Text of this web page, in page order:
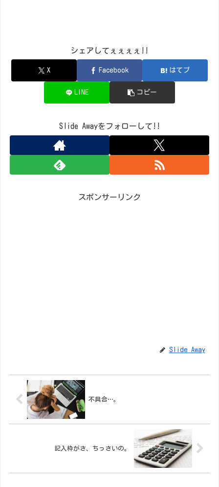
シェアしてぇぇぇぇ!!
X Facebook はてブ
LINE コピー
Slide Awayをフォローして!!
スポンサーリンク
Slide Away
不具合…。
記入枠がさ、ちっさいの。